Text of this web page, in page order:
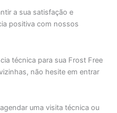
a sua satisfação e
positiva com nossos
técnica para sua Frost Free
não hesite em entrar
uma visita técnica ou